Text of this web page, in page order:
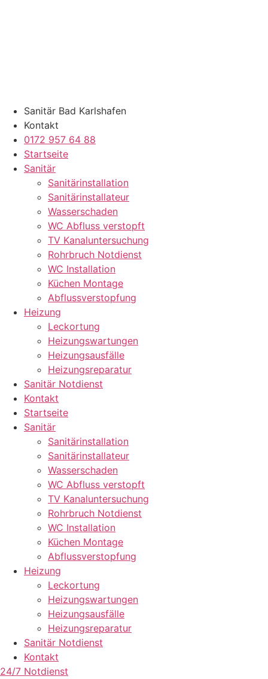
Sanitär Bad Karlshafen
Kontakt
0172 957 64 88
Startseite
Sanitär
Sanitärinstallation
Sanitärinstallateur
Wasserschaden
WC Abfluss verstopft
TV Kanaluntersuchung
Rohrbruch Notdienst
WC Installation
Küchen Montage
Abflussverstopfung
Heizung
Leckortung
Heizungswartungen
Heizungsausfälle
Heizungsreparatur
Sanitär Notdienst
Kontakt
Startseite
Sanitär
Sanitärinstallation
Sanitärinstallateur
Wasserschaden
WC Abfluss verstopft
TV Kanaluntersuchung
Rohrbruch Notdienst
WC Installation
Küchen Montage
Abflussverstopfung
Heizung
Leckortung
Heizungswartungen
Heizungsausfälle
Heizungsreparatur
Sanitär Notdienst
Kontakt
24/7 Notdienst